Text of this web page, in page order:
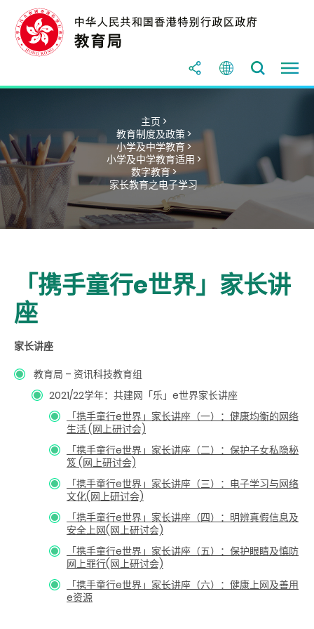
主页 >
教育制度及政策 >
小学及中学教育 >
小学及中学教育适用 >
数字教育 >
家长教育之电子学习
「携手童行e世界」家长讲
座
家长讲座
教育局 – 资讯科技教育组
2021/22学年：共建网「乐」e世界家长讲座
「携手童行e世界」家长讲座（一）：健康均衡的网络
生活 (网上研讨会)
「携手童行e世界」家长讲座（二）：保护子女私隐秘
笈 (网上研讨会)
「携手童行e世界」家长讲座（三）：电子学习与网络
文化(网上研讨会)
「携手童行e世界」家长讲座（四）：明辨真假信息及
安全上网(网上研讨会)
「携手童行e世界」家长讲座（五）：保护眼睛及慎防
网上罪行(网上研讨会)
「携手童行e世界」家长讲座（六）：健康上网及善用
e资源